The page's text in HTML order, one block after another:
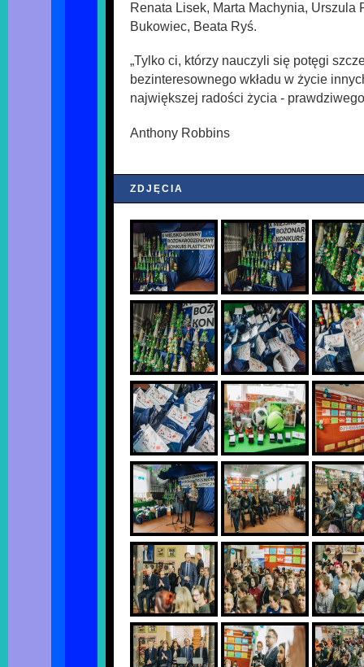
Renata Lisek, Marta Machynia, Urszula
Bukowiec, Beata Ryś.
„Tylko ci, którzy nauczyli się potęgi
bezinteresownego wkładu w życie
największej radości życia -
Anthony Robbins
ZDJĘCIA